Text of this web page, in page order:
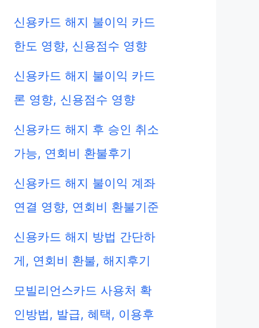
신용카드 해지 불이익 카드
한도 영향, 신용점수 영향
신용카드 해지 불이익 카드
론 영향, 신용점수 영향
신용카드 해지 후 승인 취소
가능, 연회비 환불후기
신용카드 해지 불이익 계좌
연결 영향, 연회비 환불기준
신용카드 해지 방법 간단하
게, 연회비 환불, 해지후기
모빌리언스카드 사용처 확
인방법, 발급, 혜택, 이용후